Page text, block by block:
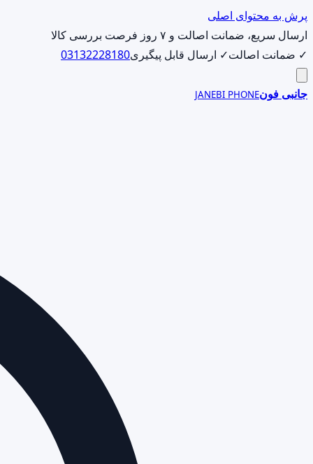
پرش به محتوای اصلی
ارسال سریع، ضمانت اصالت و ۷ روز فرصت بررسی کالا
✓ ضمانت اصالت✓ ارسال قابل پیگیری03132228180
جانبی فونJANEBI PHONE